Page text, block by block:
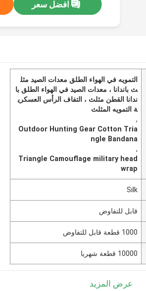
افضل سعر
التمويه في الهواء الطلق معدات الصيد مثل
ث باندانا ، معدات الصيد في الهواء الطلق با
ندانا القطن مثلث ، التفاف الرأس العسكري
ة التمويه المثلث
,
Outdoor Hunting Gear Cotton Tria
ngle Bandana
,
Triangle Camouflage military head
wrap
Silk
قابل للتفاوض
1000 قطعة قابل للتفاوض
10000 قطعة شهريا
عرض المزيد